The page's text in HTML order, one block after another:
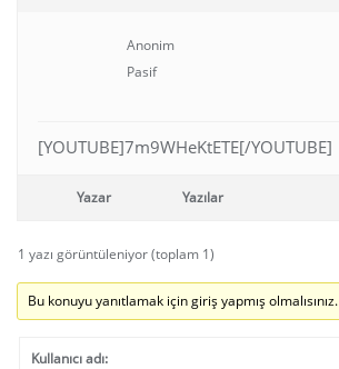
Anonim
Pasif
[YOUTUBE]7m9WHeKtETE[/YOUTUBE]
Yazar Yazılar
1 yazı görüntüleniyor (toplam 1)
Bu konuyu yanıtlamak için giriş yapmış olmalısınız.
Kullanıcı adı: